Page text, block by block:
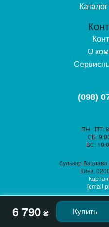
6 790₴ Купить
О
(098)
ПН - ПТ:
СБ:
ВС:
бульвар Вацлава
Киев,
Карта
[email